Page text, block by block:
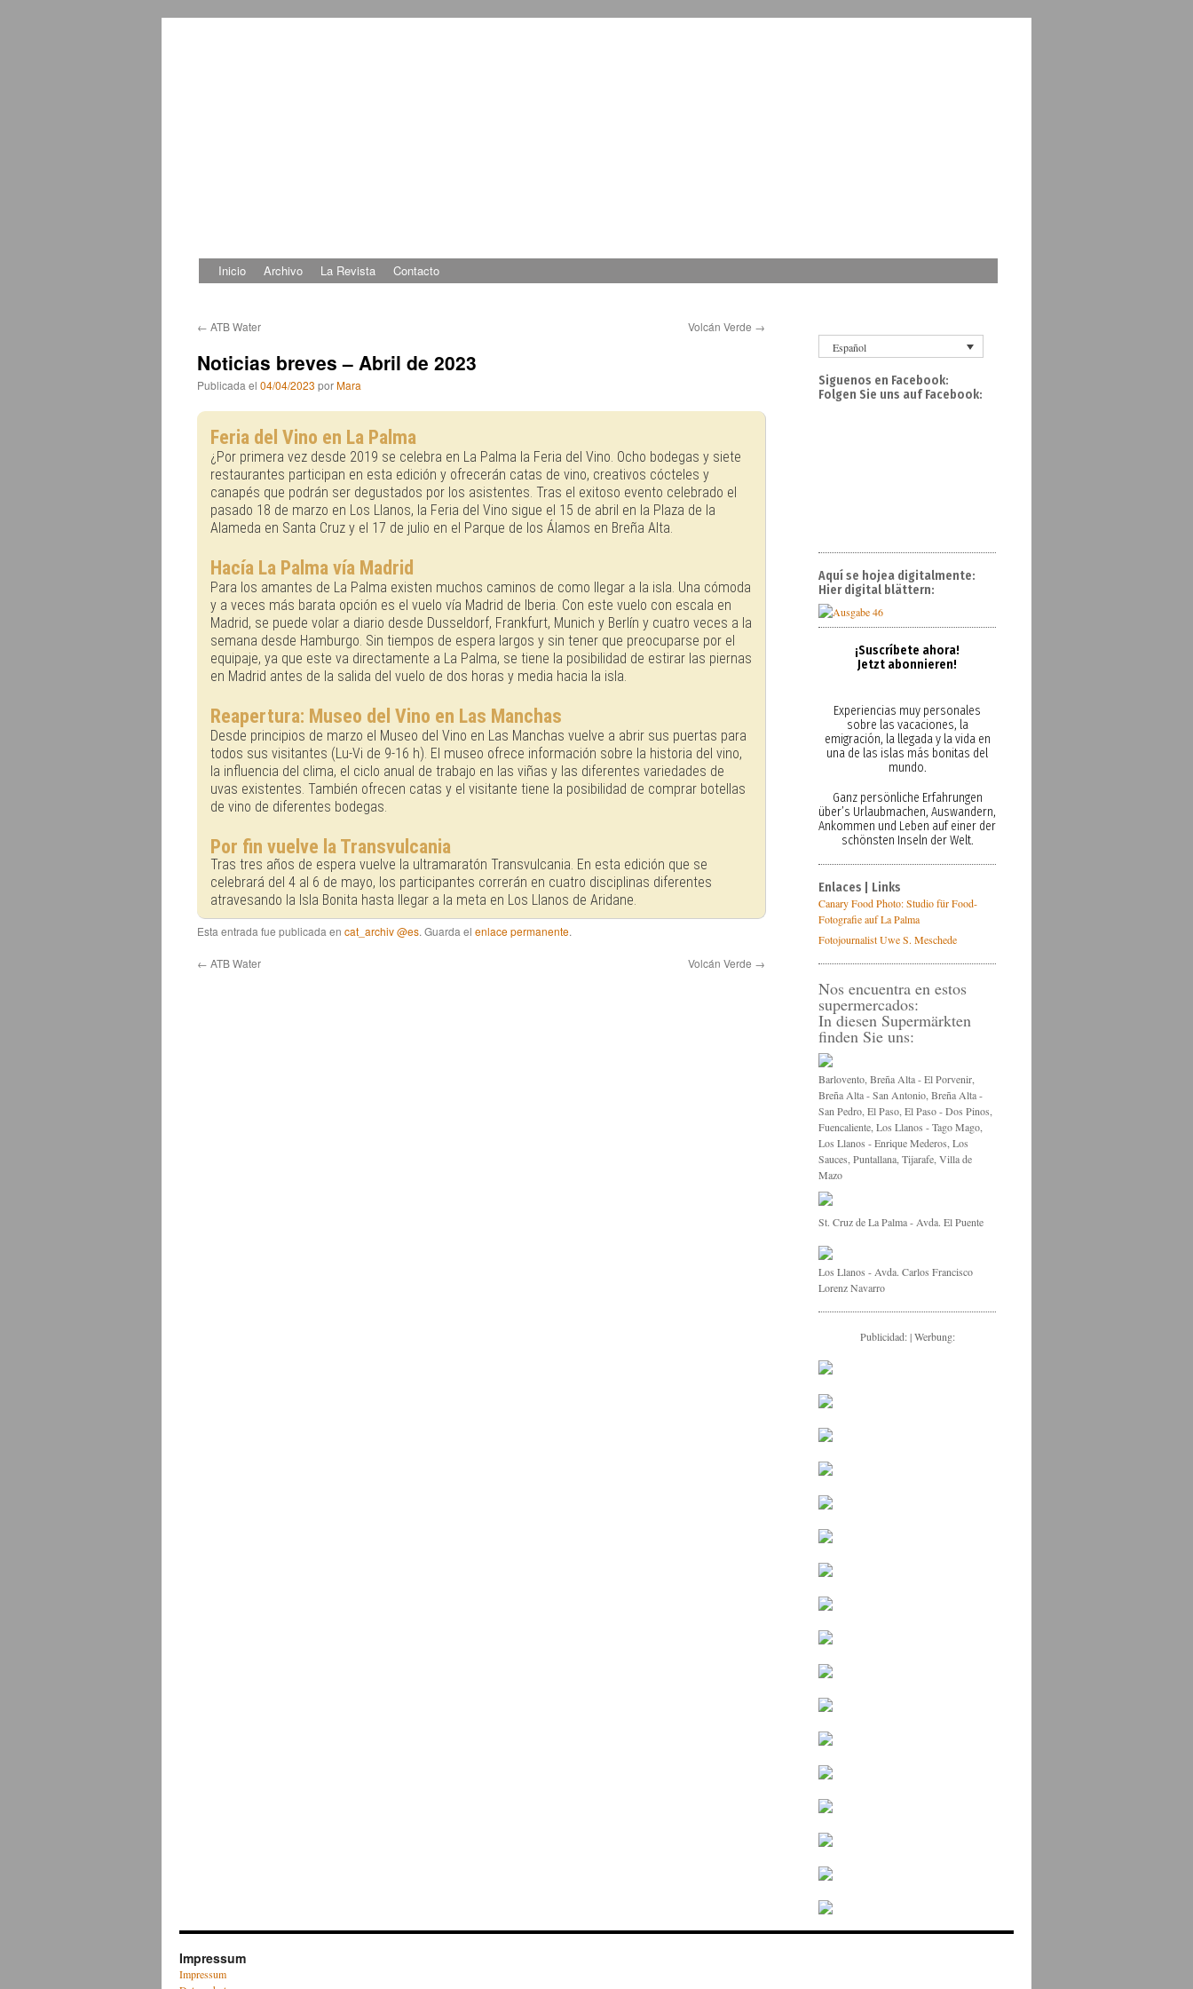
Saltar
Inicio Archivo La Revista Contacto
← ATB Water Volcán Verde →
Noticias breves – Abril de 2023
Publicada el 04/04/2023 porMara
Feria del Vino en La Palma
¿Por primera vez desde 2019 se celebra en La Palma la Feria del Vino. Ocho bodegas y siete
restaurantes participan en esta edición y ofrecerán catas de vino, creativos cócteles y
canapés que podrán ser degustados por los asistentes. Tras el exitoso evento celebrado el
pasado 18 de marzo en Los Llanos, la Feria del Vino sigue el 15 de abril en la Plaza de la
Alameda en Santa Cruz y el 17 de julio en el Parque de los Álamos en Breña Alta.
Hacía La Palma vía Madrid
Para los amantes de La Palma existen muchos caminos de como llegar a la isla. Una cómoda
y a veces más barata opción es el vuelo vía Madrid de Iberia. Con este vuelo con escala en
Madrid, se puede volar a diario desde Dusseldorf, Frankfurt, Munich y Berlín y cuatro veces a la
semana desde Hamburgo. Sin tiempos de espera largos y sin tener que preocuparse por el
equipaje, ya que este va directamente a La Palma, se tiene la posibilidad de estirar las piernas
en Madrid antes de la salida del vuelo de dos horas y media hacia la isla.
Reapertura: Museo del Vino en Las Manchas
Desde principios de marzo el Museo del Vino en Las Manchas vuelve a abrir sus puertas para
todos sus visitantes (Lu-Vi de 9-16 h). El museo ofrece información sobre la historia del vino,
la influencia del clima, el ciclo anual de trabajo en las viñas y las diferentes variedades de
uvas existentes. También ofrecen catas y el visitante tiene la posibilidad de comprar botellas
de vino de diferentes bodegas.
Por fin vuelve la Transvulcania
Tras tres años de espera vuelve la ultramaratón Transvulcania. En esta edición que se
celebrará del 4 al 6 de mayo, los participantes correrán en cuatro disciplinas diferentes
atravesando la Isla Bonita hasta llegar a la meta en Los Llanos de Aridane.
Esta entrada fue publicada en cat_archiv @es. Guarda el enlace permanente.
← ATB Water Volcán Verde →
Español
Siguenos en Facebook:
Folgen Sie uns auf Facebook:
Aquí se hojea digitalmente:
Hier digital blättern:
¡Suscríbete ahora!
Jetzt abonnieren!
Experiencias muy personales
sobre las vacaciones, la
emigración, la llegada y la vida en
una de las islas más bonitas del
mundo.
Ganz persönliche Erfahrungen
über’s Urlaubmachen, Auswandern,
Ankommen und Leben auf einer der
schönsten Inseln der Welt.
Enlaces | Links
Canary Food Photo: Studio für Food-
Fotografie auf La Palma
Fotojournalist Uwe S. Meschede
Nos encuentra en estos
supermercados:
In diesen Supermärkten
finden Sie uns:
Barlovento, Breña Alta - El Porvenir,
Breña Alta - San Antonio, Breña Alta -
San Pedro, El Paso, El Paso - Dos Pinos,
Fuencaliente, Los Llanos - Tago Mago,
Los Llanos - Enrique Mederos, Los
Sauces, Puntallana, Tijarafe, Villa de
Mazo
St. Cruz de La Palma - Avda. El Puente
Los Llanos - Avda. Carlos Francisco
Lorenz Navarro
Publicidad: | Werbung:
Impressum
Impressum